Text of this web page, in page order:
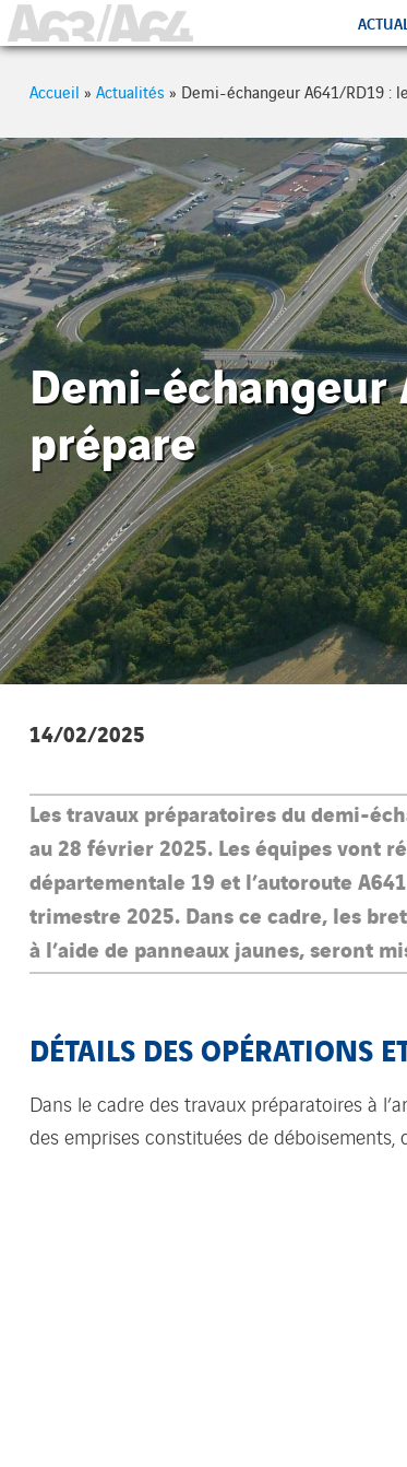
A63 - A64
Accueil » Actualités » Demi-échangeur A641/RD19 :
Demi-échangeur
prépare
14/02/2025
Les travaux préparatoires du demi-
au 28 février 2025. Les équipes vont
départementale 19 et l’autoroute
trimestre 2025. Dans ce cadre, les
à l’aide de panneaux jaunes, seront
DÉTAILS DES OPÉRATIONS
Dans le cadre des travaux préparatoires à
des emprises constituées de
Cookies management panel